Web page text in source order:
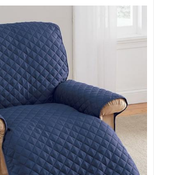
de poliéster TAMAÑO: D...